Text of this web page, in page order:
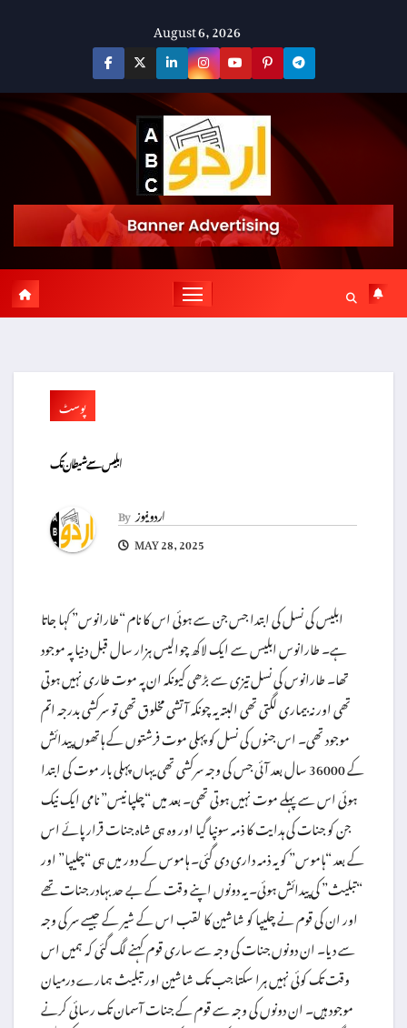
August 6, 2026
پوسٹ
ابلیس سے شیطان تک
Byاردو نیوز
MAY 28, 2025
ابلیس کی نسل کی ابتدا جس جن سے ہوئی اس کا نام “طارانوس” کہا جاتا
ہے۔ طارانوس ابلیس سے ایک لاکھ چوالیس ہزار سال قبل دنیا پہ موجود
تھا۔ طارانوس کی نسل تیزی سے بڑھی کیونکہ ان پہ موت طاری نہیں ہوتی
تھی اور نہ بیماری لگتی تھی البتہ یہ چونکہ آتشی مخلوق تھی تو سرکشی بدرجہ اتم
موجود تھی۔ اس جنوں کی نسل کو پہلی موت فرشتوں کے ہاتھوں پیدائش
کے 36000 سال بعد آئی جس کی وجہ سرکشی تھی یہاں پہلی بار موت کی ابتدا
ہوئی اس سے پہلے موت نہیں ہوتی تھی۔ بعد میں “چلپانیس” نامی ایک نیک
جن کو جنات کی ہدایت کا ذمہ سونپا گیا اور وہ ہی شاہ جنات قرار پائے اس
کے بعد “ہاموس” کو یہ ذمہ داری دی گئی۔ ہاموس کے دور میں ہی “چلیپا” اور
“تبلیث” کی پیدائش ہوئی۔ یہ دونوں اپنے وقت کے بے حد بہادر جنات تھے
اور ان کی قوم نے چلیپا کو شاشین کا لقب اس کے شیر کے جیسے سر کی وجہ
سے دیا۔ ان دونوں جنات کی وجہ سے ساری قوم کہنے لگ گئی کہ ہمیں اس
وقت تک کوئی نہیں ہرا سکتا جب تک شاشین اور تبلیث ہمارے درمیان
موجود ہیں۔ ان دونوں کی وجہ سے قوم کے جنات آسمان تک رسائی کرنے